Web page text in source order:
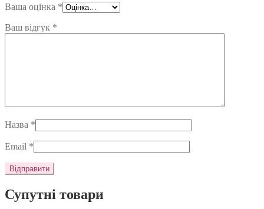
Ваша оцінка *
Ваш відгук *
Назва *
Email *
Супутні товари